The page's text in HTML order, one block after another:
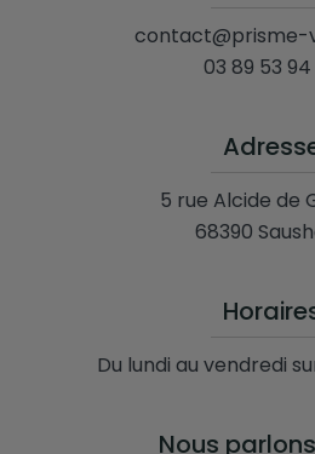
contact@prisme-
03 89 53
5 rue Alcide de
68390
Du lundi au vendredi
Nous